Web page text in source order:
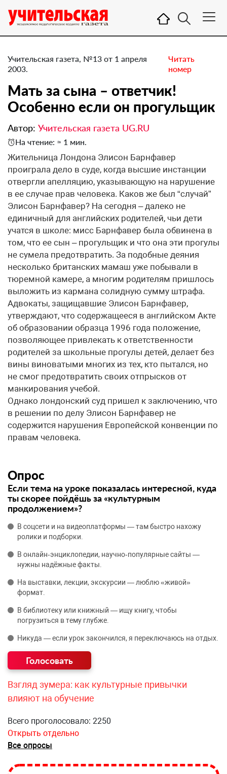
Учительская газета, №13 от 1 апреля
2003.
Читать
номер
Мать за сына – ответчик!
Особенно если он прогульщик
Автор: Учительская газета UG.RU
На чтение: ≈ 1 мин.
Жительница Лондона Элисон Барнфавер
проиграла дело в суде, когда высшие инстанции
отвергли апелляцию, указывающую на нарушение
в ее случае прав человека. Каков же был “случай”
Элисон Барнфавер? На сегодня – далеко не
единичный для английских родителей, чьи дети
учатся в школе: мисс Барнфавер была обвинена в
том, что ее сын – прогульщик и что она эти прогулы
не сумела предотвратить. За подобные деяния
несколько британских мамаш уже побывали в
тюремной камере, а многим родителям пришлось
выложить из кармана солидную сумму штрафа.
Адвокаты, защищавшие Элисон Барнфавер,
утверждают, что содержащееся в английском Акте
об образовании образца 1996 года положение,
позволяющее привлекать к ответственности
родителей за школьные прогулы детей, делает без
вины виноватыми многих из тех, кто пытался, но
не смог предотвратить своих отпрысков от
манкирования учебой.
Однако лондонский суд пришел к заключению, что
в решении по делу Элисон Барнфавер не
содержится нарушения Европейской конвенции по
правам человека.
Опрос
Если тема на уроке показалась интересной, куда
ты скорее пойдёшь за «культурным
продолжением»?
В соцсети и на видеоплатформы — там быстро нахожу
ролики и подборки.
В онлайн‑энциклопедии, научно‑популярные сайты —
нужны надёжные факты.
На выставки, лекции, экскурсии — люблю «живой»
формат.
В библиотеку или книжный — ищу книгу, чтобы
погрузиться в тему глубже.
Никуда — если урок закончился, я переключаюсь на отдых.
Взгляд зумера: как культурные привычки
влияют на обучение
Всего проголосовало: 2250
Открыть отдельно
Все опросы